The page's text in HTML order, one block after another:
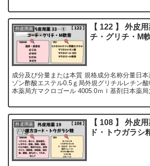
外皮用薬
【 122 】 外皮
チ・グリチ・M軟
成分及び分量または本質 規格成分名称分量日
ゾン酢酸エステル0.5ｇ局外規グリチルレチン
本薬局方マクロゴール 4005.0ｍｌ基剤日本薬局
外皮用薬
【 108 】 外皮
ド・トウガラシ